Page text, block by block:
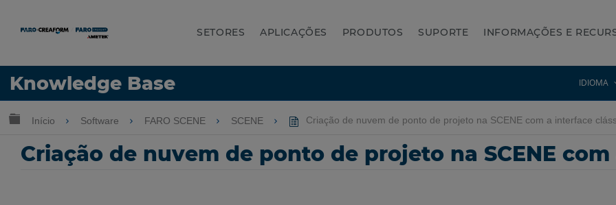
SETORES APLICAÇÕES PRODUTOS SUPORTE INFORMAÇÕES E
Knowledge Base IDIOMA
Idioma
Expandir/recolher hierarquia global
Início Software FARO SCENE SCENE Criação de nuvem de ponto de projeto na SCENE com a interface
Criação de nuvem de ponto de projeto na SCENE